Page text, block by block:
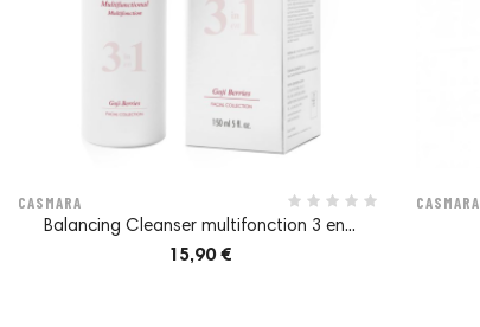
CASMARA
Balancing Cleanser multifonction 3 en...
15,90 €
CASMARA